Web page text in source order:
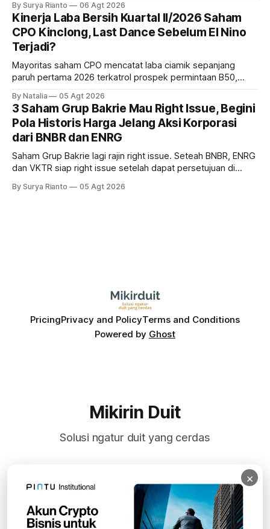
bank ke depannya?
By Surya Rianto 06 Agt 2026
Kinerja Laba Bersih Kuartal II/2026 Saham
CPO Kinclong, Last Dance Sebelum El Nino
Terjadi?
Mayoritas saham CPO mencatat laba ciamik sepanjang
paruh pertama 2026 terkatrol prospek permintaan B50,
diprediksi semakin terlihat mendekati 2027. Kira-kira gimana
prospeknya? apakah masih menarik dilirik sektor ini?
By Natalia 05 Agt 2026
3 Saham Grup Bakrie Mau Right Issue, Begini
Pola Historis Harga Jelang Aksi Korporasi
dari BNBR dan ENRG
Saham Grup Bakrie lagi rajin right issue. Seteah BNBR, ENRG
dan VKTR siap right issue setelah dapat persetujuan di
pola saham Grup Bakrie jelang right issue
By Surya Rianto 05 Agt 2026
PricingPrivacy and PolicyTerms and Conditions
Powered by Ghost
Mikirin Duit
Solusi ngatur duit yang cerdas
Subscribe
×